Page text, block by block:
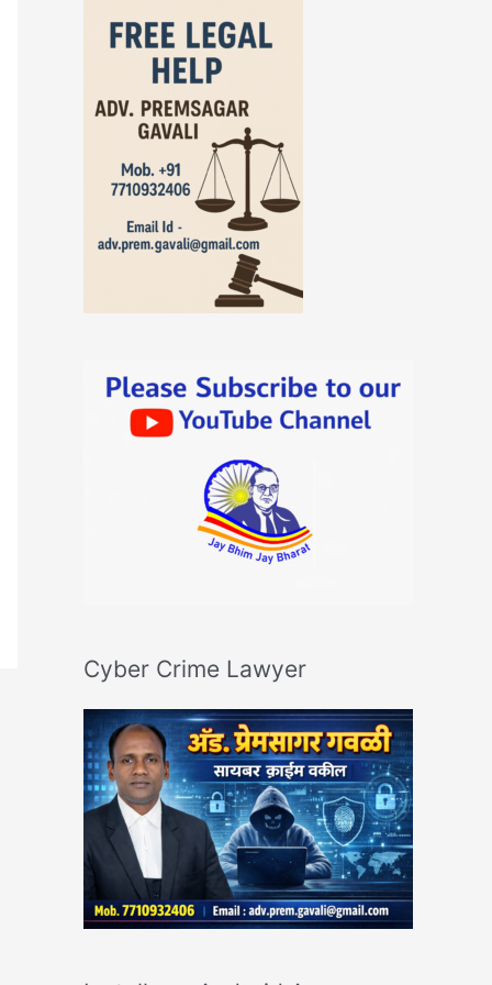
Cyber Crime Lawyer